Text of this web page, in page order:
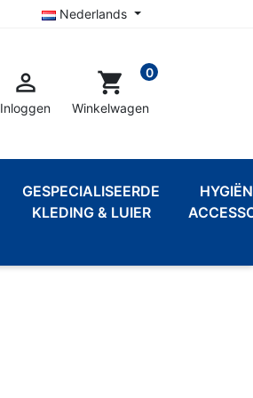
Nederlands

Inloggen
shopping_cart 0
Winkelwagen
GESPECIALISEERDE
KLEDING & LUIER